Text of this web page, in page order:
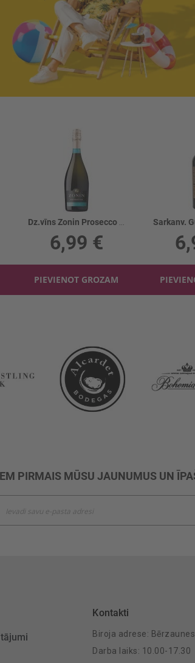
Dz.vīns Zonin Prosecco Cuvee 1821 11%
6,99 €
PIEVIENOT GROZAM
PIRMAIS MŪSU JAUNUMUS UN
Kontakti
Biroja adrese:
Darba laiks: 10.00-17.30